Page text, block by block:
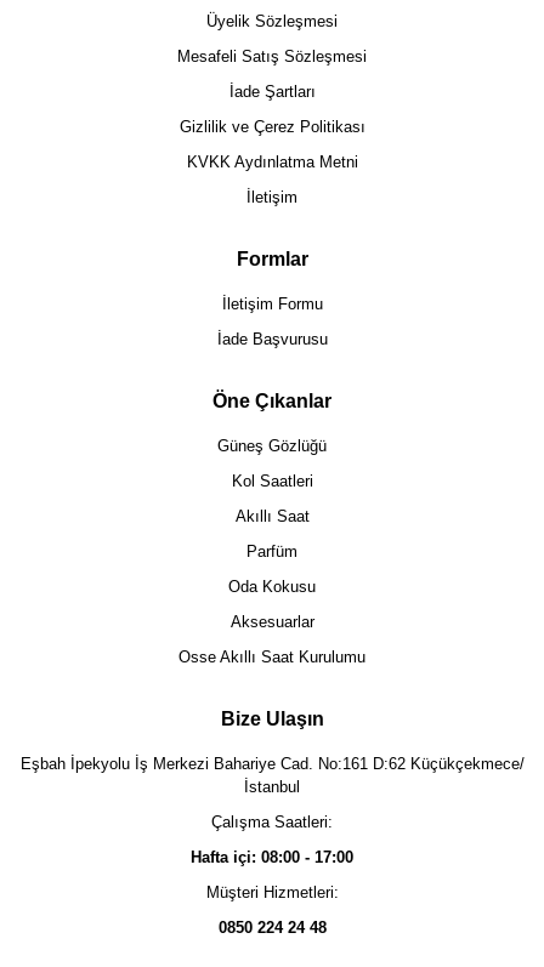
Üyelik Sözleşmesi
Mesafeli Satış Sözleşmesi
İade Şartları
Gizlilik ve Çerez Politikası
KVKK Aydınlatma Metni
İletişim
Formlar
İletişim Formu
İade Başvurusu
Öne Çıkanlar
Güneş Gözlüğü
Kol Saatleri
Akıllı Saat
Parfüm
Oda Kokusu
Aksesuarlar
Osse Akıllı Saat Kurulumu
Bize Ulaşın
Eşbah İpekyolu İş Merkezi Bahariye Cad. No:161 D:62 Küçükçekmece/
İstanbul
Çalışma Saatleri:
Hafta içi: 08:00 - 17:00
Müşteri Hizmetleri:
0850 224 24 48